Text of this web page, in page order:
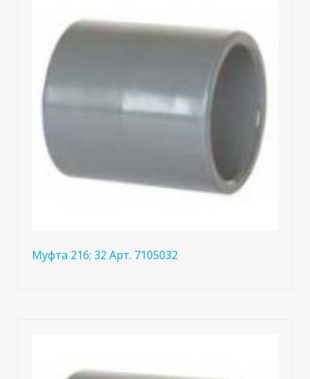
Муфта 216; 32 Арт. 7105032